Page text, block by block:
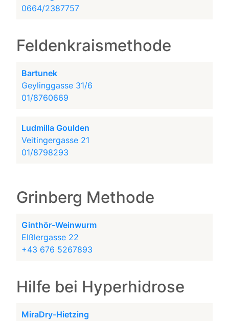
0664/2387757
Feldenkraismethode
Bartunek
Geylinggasse 31/6
01/8760669
Ludmilla Goulden
Veitingergasse 21
01/8798293
Grinberg Methode
Ginthör-Weinwurm
Elßlergasse 22
+43 676 5267893
Hilfe bei Hyperhidrose
MiraDry-Hietzing